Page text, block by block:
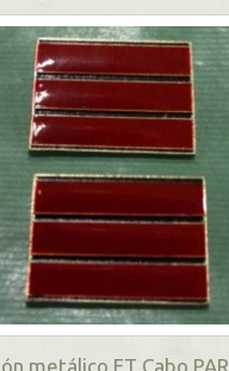
metálico ET Cabo PAR